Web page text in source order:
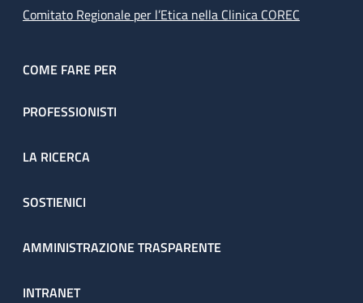
Comitato Regionale per l’Etica nella Clinica COREC
COME FARE PER
PROFESSIONISTI
LA RICERCA
SOSTIENICI
AMMINISTRAZIONE TRASPARENTE
INTRANET